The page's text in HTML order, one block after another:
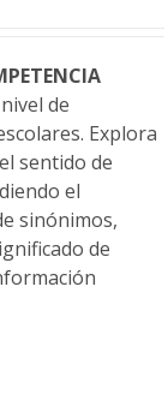
de
Explora
sentido de
el
sinónimos,
de